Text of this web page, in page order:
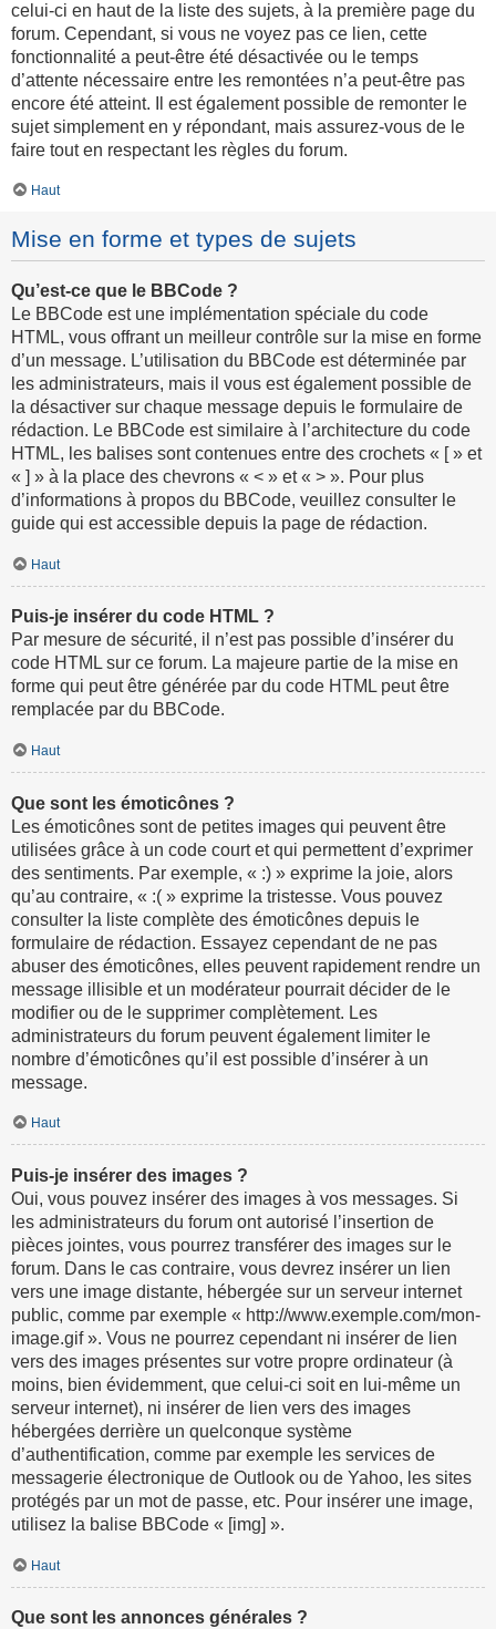
celui-ci en haut de la liste des sujets, à la première page du
forum. Cependant, si vous ne voyez pas ce lien, cette
fonctionnalité a peut-être été désactivée ou le temps
d’attente nécessaire entre les remontées n’a peut-être pas
encore été atteint. Il est également possible de remonter le
sujet simplement en y répondant, mais assurez-vous de le
faire tout en respectant les règles du forum.
Haut
Mise en forme et types de sujets
Qu’est-ce que le BBCode ?
Le BBCode est une implémentation spéciale du code
HTML, vous offrant un meilleur contrôle sur la mise en forme
d’un message. L’utilisation du BBCode est déterminée par
les administrateurs, mais il vous est également possible de
la désactiver sur chaque message depuis le formulaire de
rédaction. Le BBCode est similaire à l’architecture du code
HTML, les balises sont contenues entre des crochets « [ » et
« ] » à la place des chevrons « < » et « > ». Pour plus
d’informations à propos du BBCode, veuillez consulter le
guide qui est accessible depuis la page de rédaction.
Haut
Puis-je insérer du code HTML ?
Par mesure de sécurité, il n’est pas possible d’insérer du
code HTML sur ce forum. La majeure partie de la mise en
forme qui peut être générée par du code HTML peut être
remplacée par du BBCode.
Haut
Que sont les émoticônes ?
Les émoticônes sont de petites images qui peuvent être
utilisées grâce à un code court et qui permettent d’exprimer
des sentiments. Par exemple, « :) » exprime la joie, alors
qu’au contraire, « :( » exprime la tristesse. Vous pouvez
consulter la liste complète des émoticônes depuis le
formulaire de rédaction. Essayez cependant de ne pas
abuser des émoticônes, elles peuvent rapidement rendre un
message illisible et un modérateur pourrait décider de le
modifier ou de le supprimer complètement. Les
administrateurs du forum peuvent également limiter le
nombre d’émoticônes qu’il est possible d’insérer à un
message.
Haut
Puis-je insérer des images ?
Oui, vous pouvez insérer des images à vos messages. Si
les administrateurs du forum ont autorisé l’insertion de
pièces jointes, vous pourrez transférer des images sur le
forum. Dans le cas contraire, vous devrez insérer un lien
vers une image distante, hébergée sur un serveur internet
public, comme par exemple « http://www.exemple.com/mon-
image.gif ». Vous ne pourrez cependant ni insérer de lien
vers des images présentes sur votre propre ordinateur (à
moins, bien évidemment, que celui-ci soit en lui-même un
serveur internet), ni insérer de lien vers des images
hébergées derrière un quelconque système
d’authentification, comme par exemple les services de
messagerie électronique de Outlook ou de Yahoo, les sites
protégés par un mot de passe, etc. Pour insérer une image,
utilisez la balise BBCode « [img] ».
Haut
Que sont les annonces générales ?